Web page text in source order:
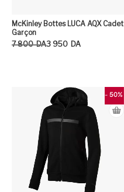
McKinley Bottes LUCA AQX Cadet
Garçon
7 800 DA
Le prix initial était : 7 800DA.
3 950 DA
Le prix actuel est : 3 950DA.
- 50%